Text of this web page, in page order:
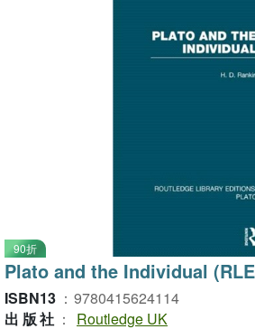
偉大的迷走神
90折
Plato and the Individual
ISBN13 ： 9780415624114
出版社 ：
Routledge UK